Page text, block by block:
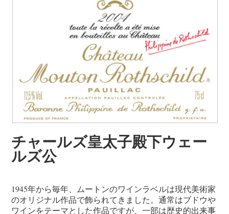
チャールズ皇太子殿下ウェー
ルズ公
1945年から毎年、ムートンのワインラベルは現代美術家
のオリジナル作品で飾られてきました。通常はブドウや
ワインをテーマとした作品ですが、一部は歴史的出来事